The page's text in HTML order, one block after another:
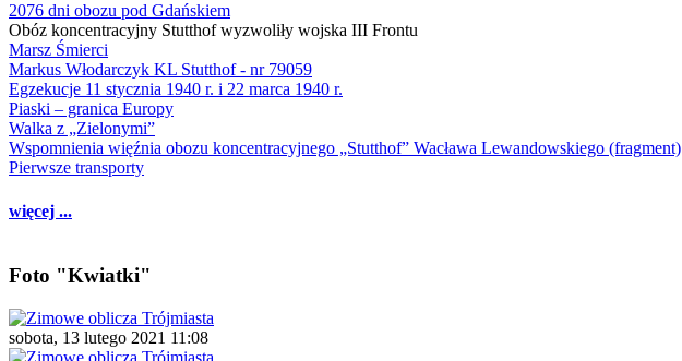
2076 dni obozu pod Gdańskiem
Obóz koncentracyjny Stutthof wyzwoliły wojska III Frontu
Marsz Śmierci
Markus Włodarczyk KL Stutthof - nr 79059
Egzekucje 11 stycznia 1940 r. i 22 marca 1940 r.
Piaski – granica Europy
Walka z „Zielonymi”
Wspomnienia więźnia obozu koncentracyjnego „Stutthof” Wacława Lewandowskiego (fragment)
Pierwsze transporty
więcej ...
Foto "Kwiatki"
sobota, 13 lutego 2021 11:08